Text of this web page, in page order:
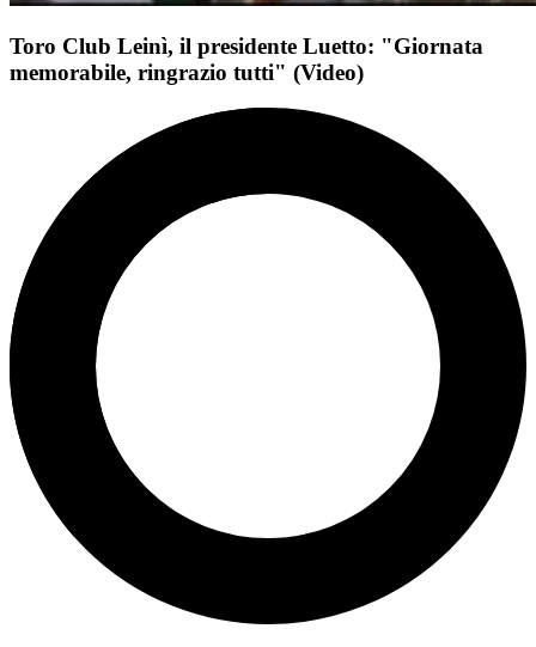
Toro Club Leinì, il presidente Luetto: "Giornata
memorabile, ringrazio tutti" (Video)